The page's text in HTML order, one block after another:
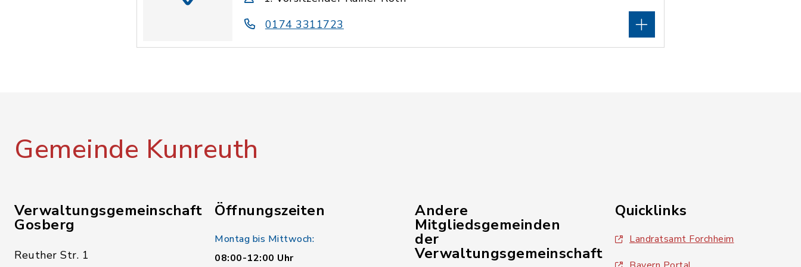
0174 3311723
Gemeinde Kunreuth
Verwaltungsgemeinschaft
Gosberg
Reuther Str. 1
Öffnungszeiten
Montag bis Mittwoch:
08:00-12:00 Uhr
Andere
Mitgliedsgemeinden
der
Verwaltungsgemeinschaft
Quicklinks
Landratsamt Forchheim